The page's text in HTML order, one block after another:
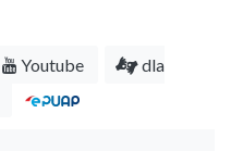
Youtube
dla